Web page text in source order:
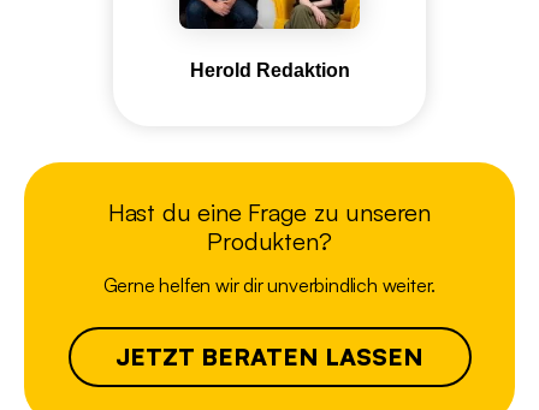
Herold Redaktion
Hast du eine Frage zu unseren
Produkten?
Gerne helfen wir dir unverbindlich weiter.
JETZT BERATEN LASSEN